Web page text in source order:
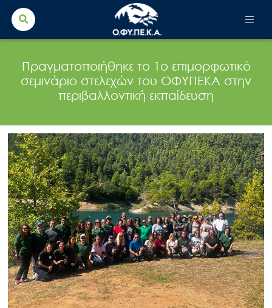
Search
for:
Πραγματοποιήθηκε το 1ο επιμορφωτικό
σεμινάριο στελεχών του ΟΦΥΠΕΚΑ στην
περιβαλλοντική εκπαίδευση